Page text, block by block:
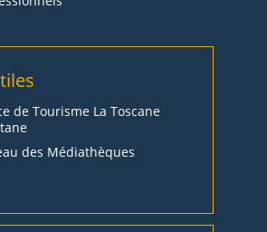
de Tourisme La Toscane
des Médiathèques